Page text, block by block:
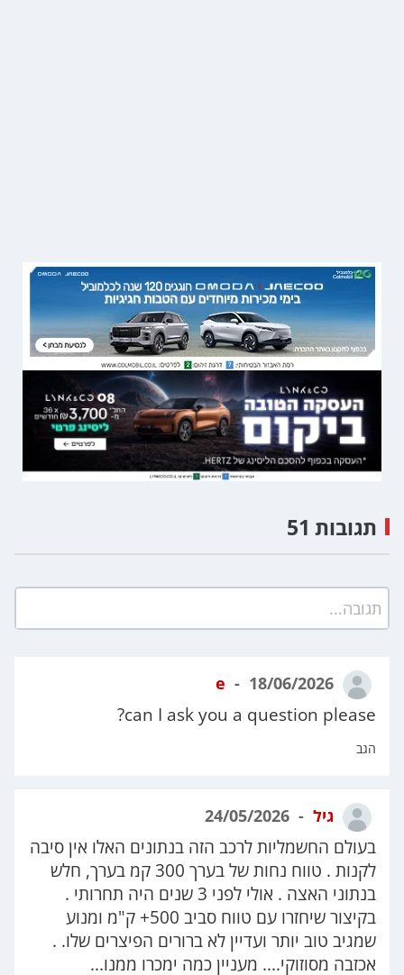
תגובה...
e 18/06/2026
can I ask you a question please?
הגב
גיל
בעולם החשמליות לרכב הזה בנתונים האלו אין סיבה
לקנות . טווח נחות של בערך 300 קמ בערך, חלש
בנתוני האצה . אולי לפני 3 שנים היה תחרותי .
בקיצור שיחזרו עם טווח סביב 500+ ק"מ ומנוע
שמגיב טוב יותר ועדיין לא ברורים הפיצרים שלו. .
אכזבה מסוזוקי.... מעניין כמה ימכרו ממנו...